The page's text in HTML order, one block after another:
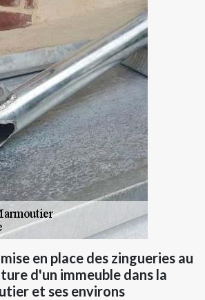
en place des zingueries au
d'un immeuble dans la
et ses environs